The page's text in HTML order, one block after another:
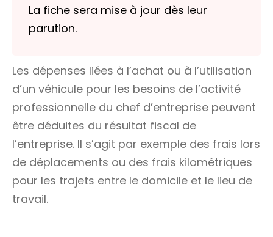
La fiche sera mise à jour dès leur
parution.
Les dépenses liées à l’achat ou à l’utilisation
d’un véhicule pour les besoins de l’activité
professionnelle du chef d’entreprise peuvent
être déduites du résultat fiscal de
l’entreprise. Il s’agit par exemple des frais lors
de déplacements ou des frais kilométriques
pour les trajets entre le domicile et le lieu de
travail.